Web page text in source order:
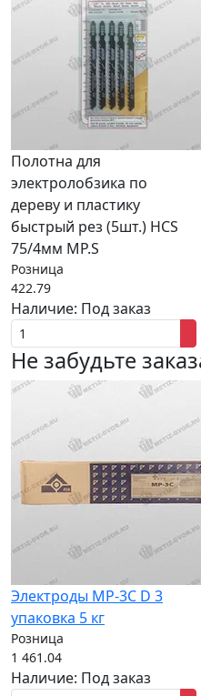
Полотна для
электролобзика по
дереву и пластику
быстрый рез (5шт.) HCS
75/4мм MP.S
Розница
422.79
Наличие: Под заказ
Не забудьте
Электроды МР-3С D 3
упаковка 5 кг
Розница
1 461.04
Наличие: Под заказ